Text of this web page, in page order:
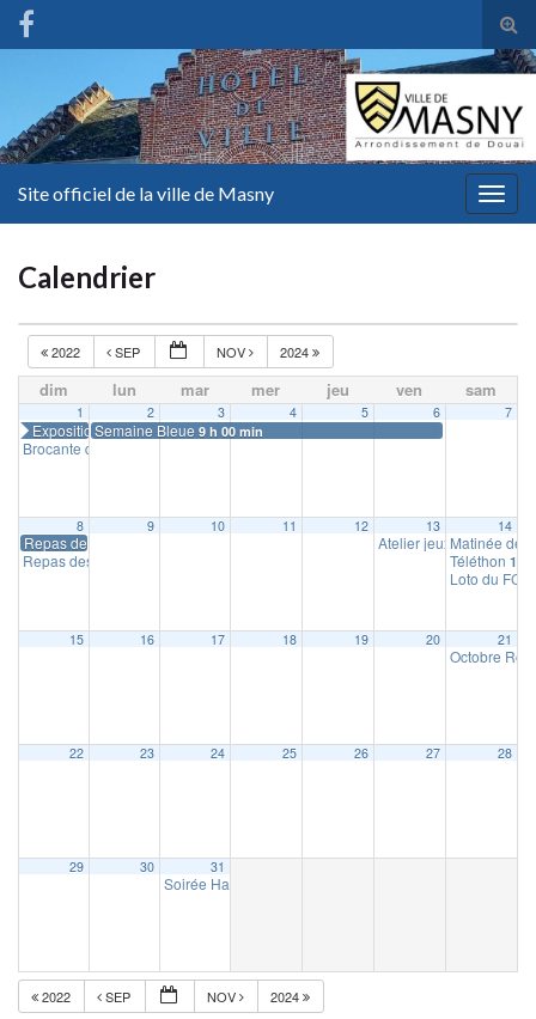
Site officiel de la ville de Masny
Calendrier
2022 SEP NOV 2024
dim lun mar mer jeu ven sam
1
Exposition du Club des Artistes
Brocante de quartier rue Caffart et rue Bailly
2
Semaine Bleue 9 h 00 min
3 4 5 6 7
8
Repas des ainés
Repas des aînés
9 10 11 12 13
Atelier jeux de société
14
Matinée de
Téléthon 10
Loto du FC
15 16 17 18 19 20 21
Octobre
22 23 24 25 26 27 28
29 30 31
Soirée Halloween
2022 SEP NOV 2024